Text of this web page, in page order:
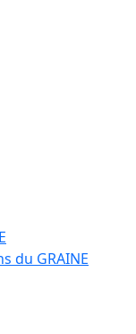
du GRAINE